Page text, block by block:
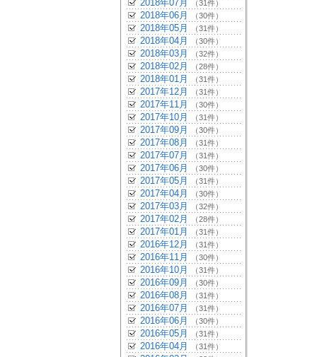
2018年07月 （31件）
2018年06月 （30件）
2018年05月 （31件）
2018年04月 （30件）
2018年03月 （32件）
2018年02月 （28件）
2018年01月 （31件）
2017年12月 （31件）
2017年11月 （30件）
2017年10月 （31件）
2017年09月 （30件）
2017年08月 （31件）
2017年07月 （31件）
2017年06月 （30件）
2017年05月 （31件）
2017年04月 （30件）
2017年03月 （32件）
2017年02月 （28件）
2017年01月 （31件）
2016年12月 （31件）
2016年11月 （30件）
2016年10月 （31件）
2016年09月 （30件）
2016年08月 （31件）
2016年07月 （31件）
2016年06月 （30件）
2016年05月 （31件）
2016年04月 （31件）